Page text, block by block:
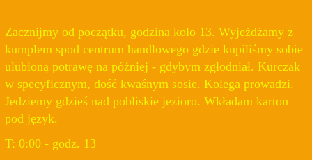
Zacznijmy od początku, godzina koło 13. Wyjeżdżamy z
kumplem spod centrum handlowego gdzie kupiliśmy sobie
ulubioną potrawę na później - gdybym zgłodniał. Kurczak
w specyficznym, dość kwaśnym sosie. Kolega prowadzi.
Jedziemy gdzieś nad pobliskie jezioro. Wkładam karton
pod język.
T: 0:00 - godz. 13